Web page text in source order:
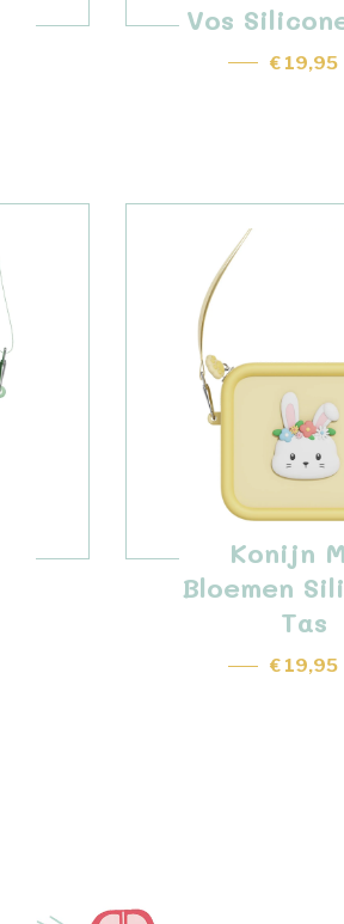
Vos
€ 19,95
Konijn
Bloemen
Tas
€ 19,95